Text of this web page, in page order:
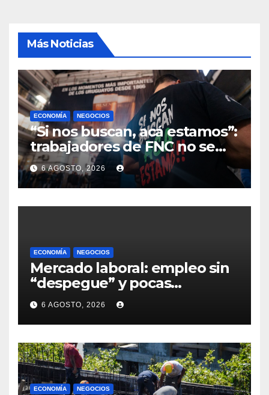
Más Noticias
ECONOMÍA NEGOCIOS
“Si nos buscan, acá estamos”:
trabajadores de FNC no se
reintegran a sus tareas en
Montevideo y sindicato exige
definiciones a la empresa
6 AGOSTO, 2026
ECONOMÍA NEGOCIOS
Mercado laboral: empleo sin
“despegue” y pocas
expectativas empresariales
sobre aumento de personal
6 AGOSTO, 2026
ECONOMÍA NEGOCIOS